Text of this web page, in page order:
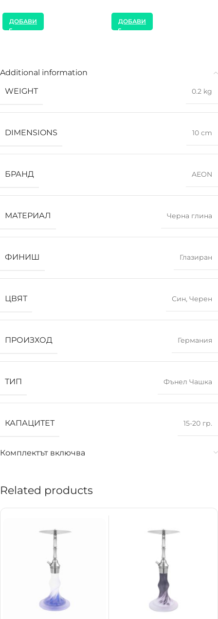
ДОБАВИ ДОБАВИ
Additional information
WEIGHT
0.2 kg
DIMENSIONS 10 cm
БРАНД AEON
МАТЕРИАЛ Черна глина
ФИНИШ Глазиран
ЦВЯТ Син, Черен
ПРОИЗХОД Германия
ТИП Фънел Чашка
КАПАЦИТЕТ 15-20 гр.
Комплектът включва
Related products